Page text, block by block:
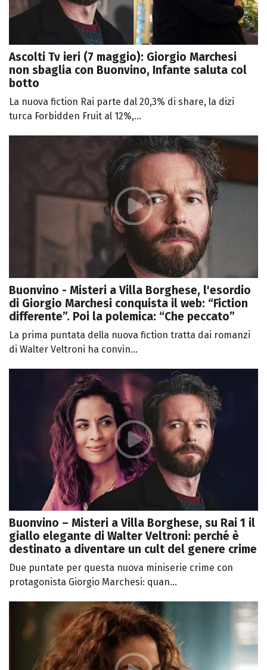
Ascolti Tv ieri (7 maggio): Giorgio Marchesi
non sbaglia con Buonvino, Infante saluta col
botto
La nuova fiction Rai parte dal 20,3% di share, la dizi
turca Forbidden Fruit al 12%,...
Buonvino - Misteri a Villa Borghese, l'esordio
di Giorgio Marchesi conquista il web: “Fiction
differente”. Poi la polemica: “Che peccato”
La prima puntata della nuova fiction tratta dai romanzi
di Walter Veltroni ha convin...
Buonvino – Misteri a Villa Borghese, su Rai 1 il
giallo elegante di Walter Veltroni: perché è
destinato a diventare un cult del genere crime
Due puntate per questa nuova miniserie crime con
protagonista Giorgio Marchesi: quan...